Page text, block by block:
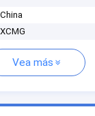
China
XCMG
Vea más